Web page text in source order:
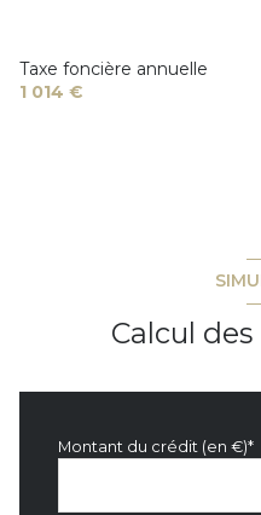
piscinable
Taxe foncière annuelle
1 014 €
Calcul
Montant du crédit (en €)*